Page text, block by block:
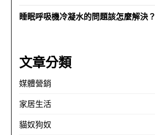
睡眠呼吸機冷凝水的問題該怎麼解決？
文章分類
媒體營銷
家居生活
貓奴狗奴